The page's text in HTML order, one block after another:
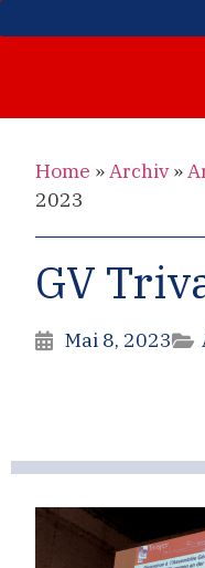
Home »Archiv»
2023
GV
Mai 8, 2023